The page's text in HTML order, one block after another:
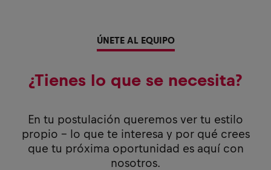
ÚNETE AL EQUIPO
¿Tienes lo que se necesita?
En tu postulación queremos ver tu estilo
propio - lo que te interesa y por qué crees
que tu próxima oportunidad es aquí con
nosotros.